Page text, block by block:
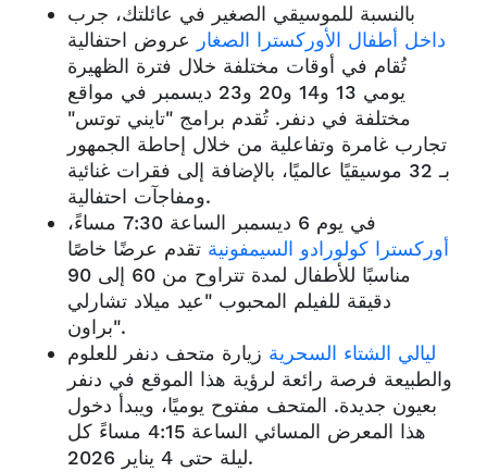
بالنسبة للموسيقي الصغير في عائلتك، جرب
داخل أطفال الأوركسترا الصغار عروض احتفالية
تُقام في أوقات مختلفة خلال فترة الظهيرة
يومي 13 و14 و20 و23 ديسمبر في مواقع
مختلفة في دنفر. تُقدم برامج "تايني توتس"
تجارب غامرة وتفاعلية من خلال إحاطة الجمهور
بـ 32 موسيقيًا عالميًا، بالإضافة إلى فقرات غنائية
ومفاجآت احتفالية.
في يوم 6 ديسمبر الساعة 7:30 مساءً،
أوركسترا كولورادو السيمفونية تقدم عرضًا خاصًا
مناسبًا للأطفال لمدة تتراوح من 60 إلى 90
دقيقة للفيلم المحبوب "عيد ميلاد تشارلي
براون".
ليالي الشتاء السحرية زيارة متحف دنفر للعلوم
والطبيعة فرصة رائعة لرؤية هذا الموقع في دنفر
بعيون جديدة. المتحف مفتوح يوميًا، ويبدأ دخول
هذا المعرض المسائي الساعة 4:15 مساءً كل
ليلة حتى 4 يناير 2026.